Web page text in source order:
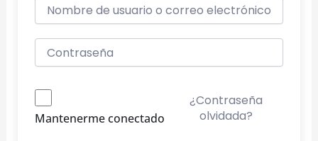
Mantenerme conectado
¿Contraseña
olvidada?